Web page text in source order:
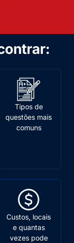
Tipos de
questões mais
comuns
Custos, locais
e quantas
vezes pode